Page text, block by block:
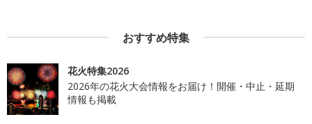
おすすめ特集
花火特集2026
2026年の花火大会情報をお届け！開催・中止・延期
情報も掲載